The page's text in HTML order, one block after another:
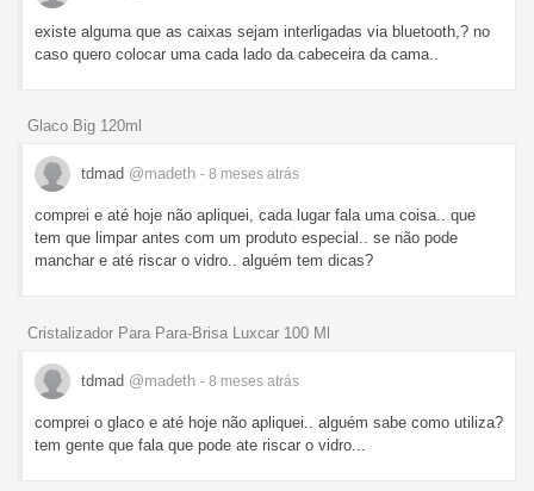
existe alguma que as caixas sejam interligadas via bluetooth,? no
caso quero colocar uma cada lado da cabeceira da cama..
Glaco Big 120ml
tdmad @madeth - 8 meses atrás
comprei e até hoje não apliquei, cada lugar fala uma coisa.. que
tem que limpar antes com um produto especial.. se não pode
manchar e até riscar o vidro.. alguém tem dicas?
Cristalizador Para Para-Brisa Luxcar 100 Ml
tdmad @madeth - 8 meses atrás
comprei o glaco e até hoje não apliquei.. alguém sabe como utiliza?
tem gente que fala que pode ate riscar o vidro...